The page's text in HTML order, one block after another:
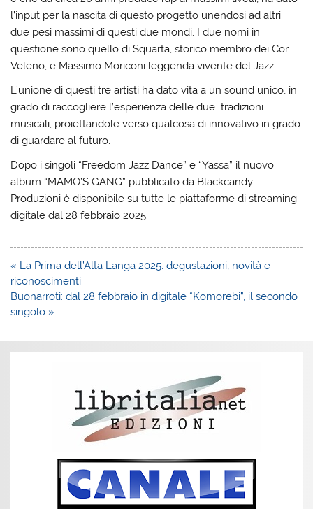
l’input per la nascita di questo progetto unendosi ad altri
due pesi massimi di questi due mondi. I due nomi in
questione sono quello di Squarta, storico membro dei Cor
Veleno, e Massimo Moriconi leggenda vivente del Jazz.
L’unione di questi tre artisti ha dato vita a un sound unico, in
grado di raccogliere l’esperienza delle due tradizioni
musicali, proiettandole verso qualcosa di innovativo in grado
di guardare al futuro.
Dopo i singoli “Freedom Jazz Dance” e “Yassa” il nuovo
album “MAMO’S GANG” pubblicato da Blackcandy
Produzioni è disponibile su tutte le piattaforme di streaming
digitale dal 28 febbraio 2025.
Navigazione
articoli
« La Prima dell’Alta Langa 2025: degustazioni, novità e
riconoscimenti
Buonarroti: dal 28 febbraio in digitale “Komorebi”, il secondo
singolo »